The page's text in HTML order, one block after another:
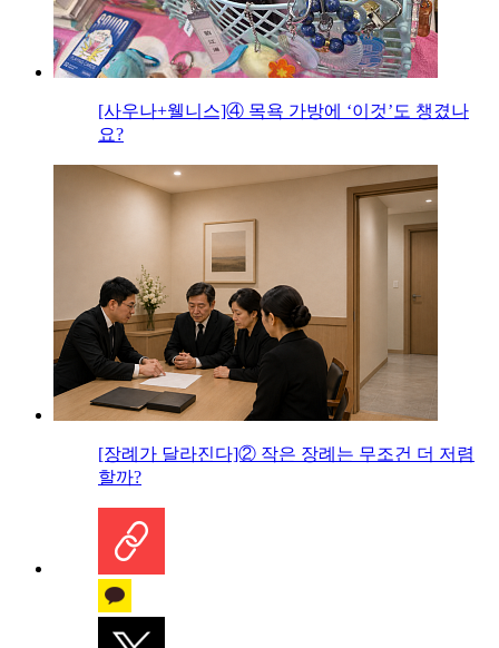
[사우나+웰니스]④ 목욕 가방에 ‘이것’도 챙겼나
요?
[장례가 달라진다]② 작은 장례는 무조건 더 저렴
할까?